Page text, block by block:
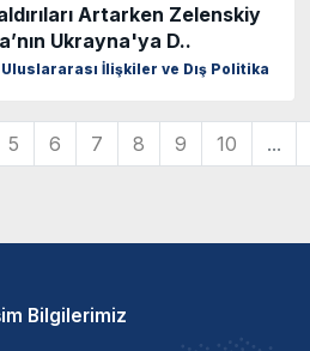
Artarken Zelenskiy
Ukrayna'ya D..
Uluslararası İlişkiler ve Dış Politika
5 6 7 8 9 10 ...
Bilgilerimiz